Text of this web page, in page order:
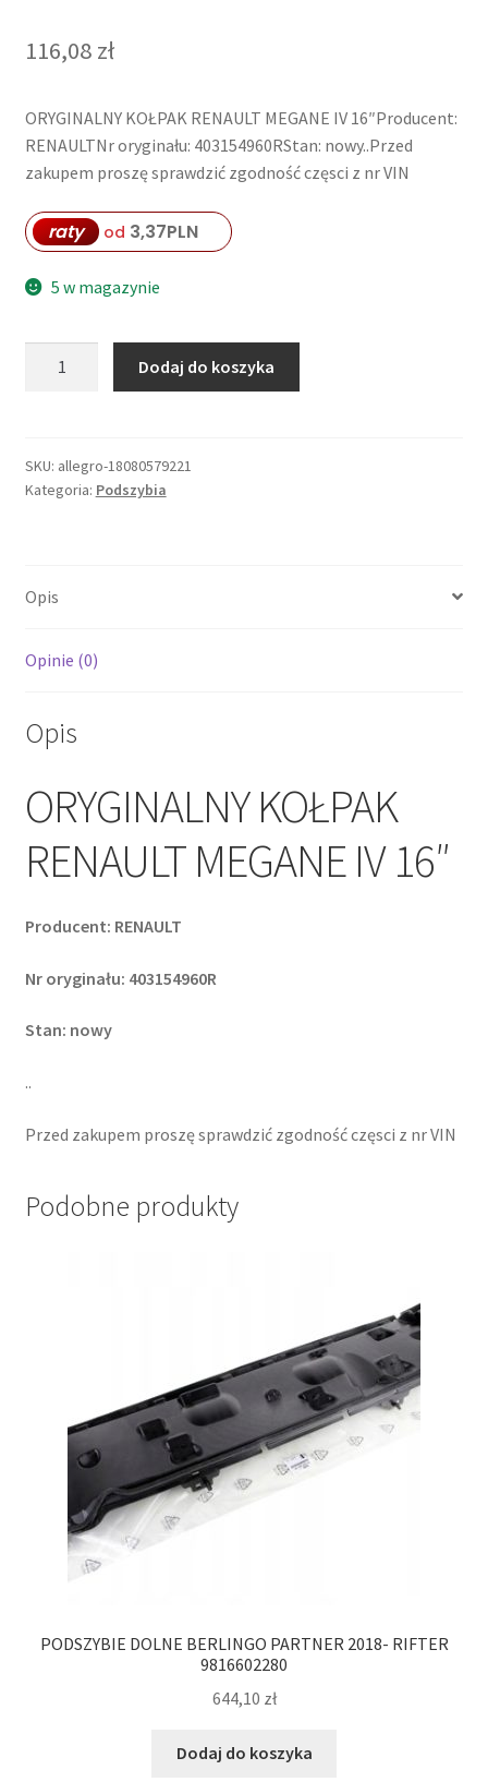
116,08 zł
ORYGINALNY KOŁPAK RENAULT MEGANE IV 16″Producent:
RENAULTNr oryginału: 403154960RStan: nowy..Przed
zakupem proszę sprawdzić zgodność częsci z nr VIN
raty od 3,37PLN
5 w magazynie
IV
16"
Dodaj do koszyka
SKU: allegro-18080579221
Kategoria: Podszybia
Opis
Opinie (0)
Opis
ORYGINALNY KOŁPAK
RENAULT MEGANE IV 16″
Producent: RENAULT
Nr oryginału: 403154960R
Stan: nowy
..
Przed zakupem proszę sprawdzić zgodność częsci z nr VIN
Podobne produkty
PODSZYBIE DOLNE BERLINGO PARTNER 2018- RIFTER
9816602280
644,10 zł
Dodaj do koszyka